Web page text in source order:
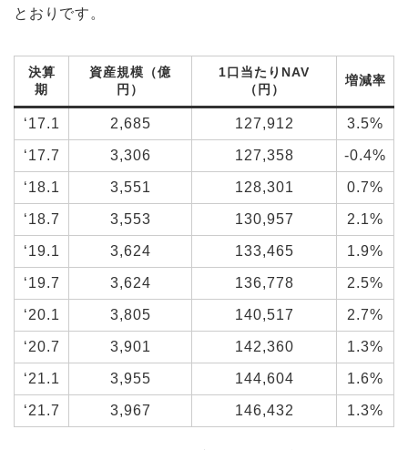
とおりです。
決算
期
資産規模（億
円）
1口当たりNAV
（円）
増減率
‘17.1 2,685 127,912 3.5%
‘17.7 3,306 127,358 -0.4%
‘18.1 3,551 128,301 0.7%
‘18.7 3,553 130,957 2.1%
‘19.1 3,624 133,465 1.9%
‘19.7 3,624 136,778 2.5%
‘20.1 3,805 140,517 2.7%
‘20.7 3,901 142,360 1.3%
‘21.1 3,955 144,604 1.6%
‘21.7 3,967 146,432 1.3%